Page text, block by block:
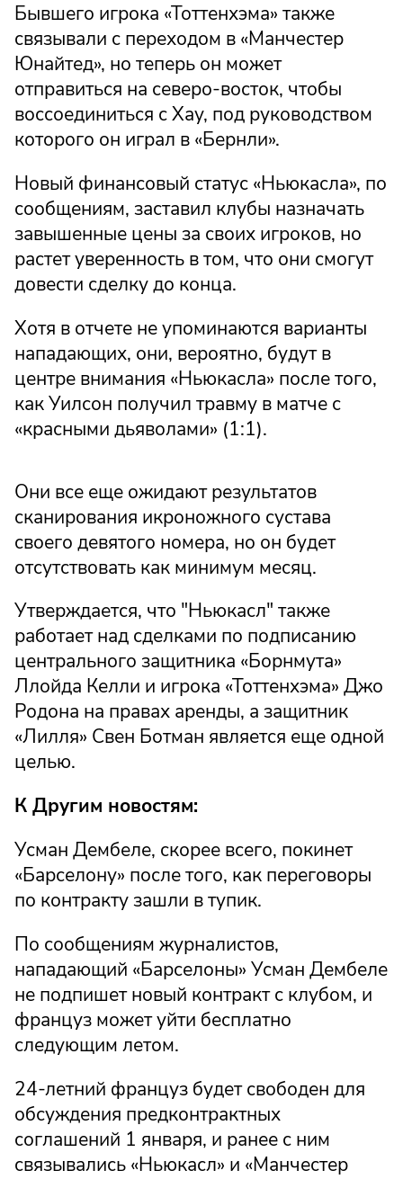
Бывшего игрока «Тоттенхэма» также
связывали с переходом в «Манчестер
Юнайтед», но теперь он может
отправиться на северо-восток, чтобы
воссоединиться с Хау, под руководством
которого он играл в «Бернли».
Новый финансовый статус «Ньюкасла», по
сообщениям, заставил клубы назначать
завышенные цены за своих игроков, но
растет уверенность в том, что они смогут
довести сделку до конца.
Хотя в отчете не упоминаются варианты
нападающих, они, вероятно, будут в
центре внимания «Ньюкасла» после того,
как Уилсон получил травму в матче с
«красными дьяволами» (1:1).
Они все еще ожидают результатов
сканирования икроножного сустава
своего девятого номера, но он будет
отсутствовать как минимум месяц.
Утверждается, что "Ньюкасл" также
работает над сделками по подписанию
центрального защитника «Борнмута»
Ллойда Келли и игрока «Тоттенхэма» Джо
Родона на правах аренды, а защитник
«Лилля» Свен Ботман является еще одной
целью.
К Другим новостям:
Усман Дембеле, скорее всего, покинет
«Барселону» после того, как переговоры
по контракту зашли в тупик.
По сообщениям журналистов,
нападающий «Барселоны» Усман Дембеле
не подпишет новый контракт с клубом, и
француз может уйти бесплатно
следующим летом.
24-летний француз будет свободен для
обсуждения предконтрактных
соглашений 1 января, и ранее с ним
связывались «Ньюкасл» и «Манчестер